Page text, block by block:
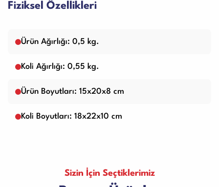
Fiziksel Özellikleri
Ürün Ağırlığı: 0,5 kg.
Koli Ağırlığı: 0,55 kg.
Ürün Boyutları: 15x20x8 cm
Koli Boyutları: 18x22x10 cm
Sizin İçin Seçtiklerimiz